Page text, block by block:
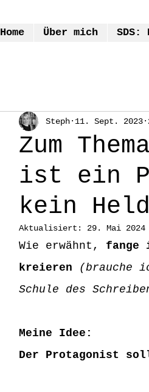
Home Über mich
Zum
ist ein
kein
Steph 11. Sept. 2023
Aktualisiert: 29. Mai 2024
Wie erwähnt, fange
kreieren
(brauche
Schule des
Meine Idee:
Der Protagonist